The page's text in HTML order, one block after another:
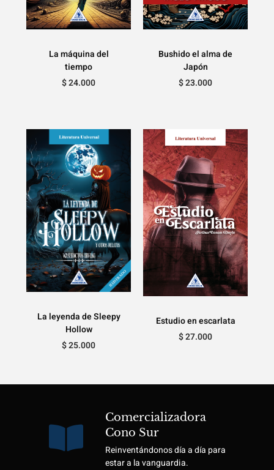
La máquina del
tiempo
$24.000
Bushido el alma de
Japón
$23.000
La leyenda de Sleepy
Hollow
$25.000
Estudio en escarlata
$27.000
Comercializadora
Cono Sur
Reinventándonos día a día para
estar a la vanguardia.